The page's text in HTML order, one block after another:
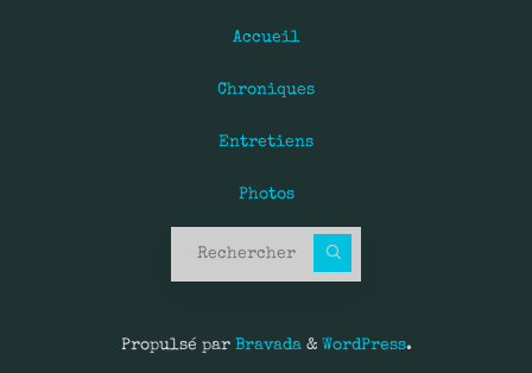
Accueil
Chroniques
Entretiens
Photos
Propulsé parBravada& WordPress.